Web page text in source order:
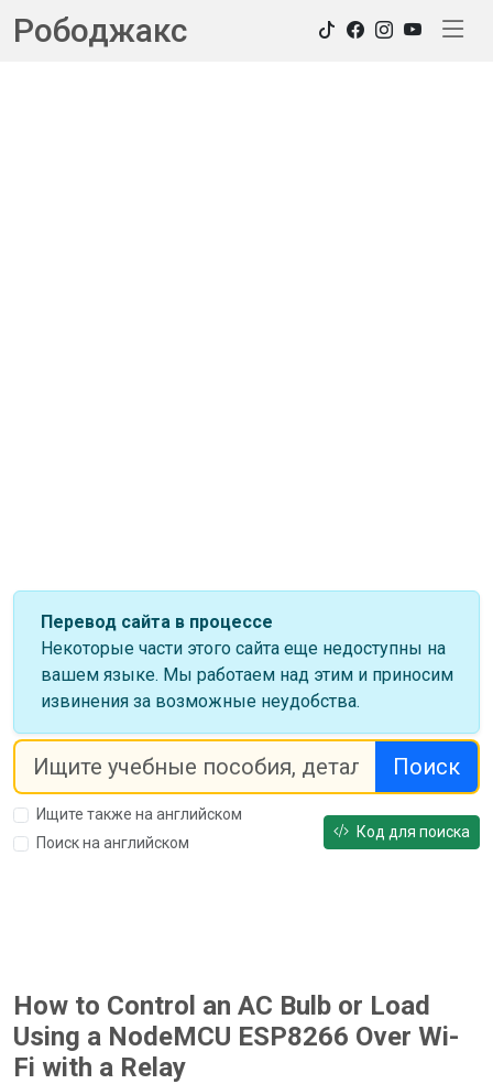
Рободжакс
Перевод сайта в процессе
Некоторые части этого сайта еще недоступны на
вашем языке. Мы работаем над этим и приносим
извинения за возможные неудобства.
Поиск
Ищите также на английском
Поиск на английском
Код для поиска
How to Control an AC Bulb or Load
Using a NodeMCU ESP8266 Over Wi-
Fi with a Relay